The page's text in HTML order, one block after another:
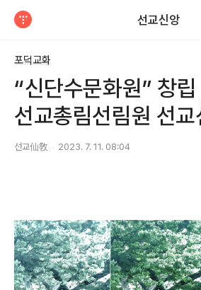
선교신앙
포덕교화
“신단수문화원” 창
선교총림선림원 선교
선교仙敎 2023. 7. 11. 08:04